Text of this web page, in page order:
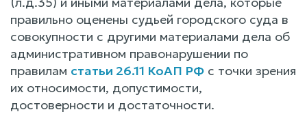
правильно оценены судьей городского суда в
совокупности с другими материалами дела об
административном правонарушении по
правилам статьи 26.11 КоАП РФ с точки зрения
их относимости, допустимости,
достоверности и достаточности.